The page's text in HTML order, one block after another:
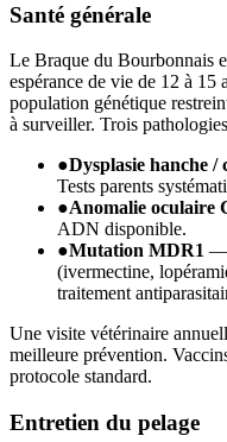
Santé générale
Le Braque du Bourbonnais
espérance de vie de 12 à 15
population génétique
à surveiller. Trois
●Dysplasie hanche /
Tests parents
●Anomalie oculaire
ADN disponible.
●Mutation MDR1 —
(ivermectine,
traitement
Une visite vétérinaire
meilleure prévention.
protocole standard.
Entretien du pelage